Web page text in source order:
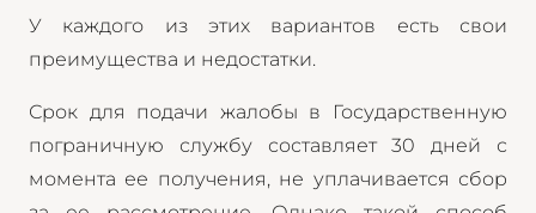
У каждого из этих вариантов есть свои
преимущества и недостатки.
Срок для подачи жалобы в Государственную
пограничную службу составляет 30 дней с
момента ее получения, не уплачивается сбор